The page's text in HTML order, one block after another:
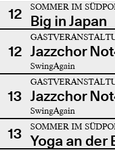
12
SOMMER IM
Big in Japan
12 Jazzchor
SwingAgain
13 Jazzchor
SwingAgain
13 SOMMER IM
Yoga an der